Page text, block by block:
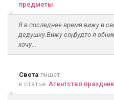
предметы
Я в последнее время вижу в
дедушку.Вижу соң, будто я
хочу...
Света пишет
к статье: Агентство